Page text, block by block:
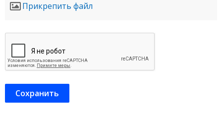
Прикрепить файл